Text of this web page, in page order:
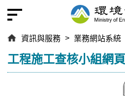
跳
到
要
內
資訊與服務 業務網站系統
:::
工程施工查核小組網頁